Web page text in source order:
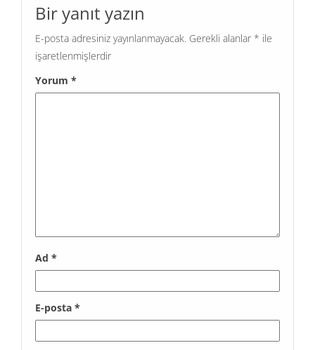
Bir yanıt yazın
E-posta adresiniz yayınlanmayacak. Gerekli alanlar * ile
işaretlenmişlerdir
Yorum *
Ad *
E-posta *